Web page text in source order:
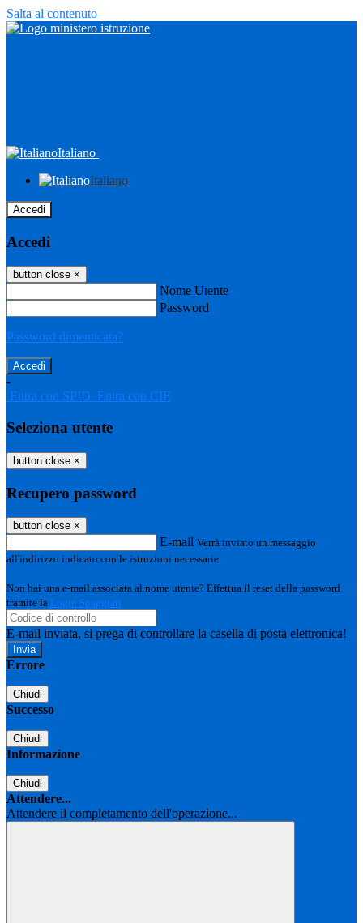
Salta al contenuto
Italiano
Italiano
Accedi
Accedi
button close ×
Nome Utente
Password
Password dimenticata?
-
Entra con SPID Entra con CIE
Seleziona utente
button close ×
Recupero password
button close ×
E-mail Verrà inviato un messaggio
all'indirizzo indicato con le istruzioni necessarie.
Non hai una e-mail associata al nome utente? Effettua il reset della password
tramite la Login Spaggiari
E-mail inviata, si prega di controllare la casella di posta elettronica!
Errore
Chiudi
Successo
Chiudi
Informazione
Chiudi
Attendere...
Attendere il completamento dell'operazione...